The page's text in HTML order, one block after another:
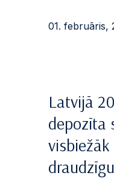
01. februāris,
Latvijā
depozīta